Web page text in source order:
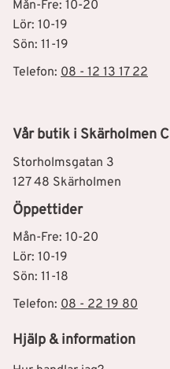
Mån-Fre: 10-20
Lör: 10-19
Sön: 11-19
Telefon: 08 - 12 13 17 22
Vår butik i Skärholmen C
Storholmsgatan 3
127 48 Skärholmen
Öppettider
Mån-Fre: 10-20
Lör: 10-19
Sön: 11-18
Telefon: 08 - 22 19 80
Hjälp & information